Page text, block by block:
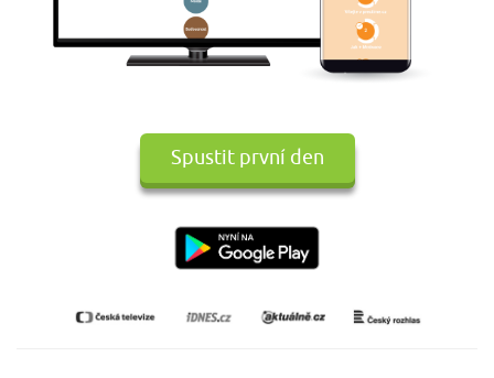
Spustit první den